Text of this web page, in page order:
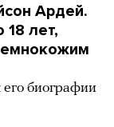
Ардей.
18 лет,
его биографии